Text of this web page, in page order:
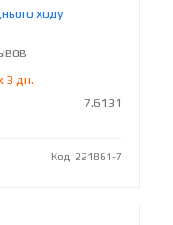
ходу
3 дн.
7.6131
Код: 221861-7